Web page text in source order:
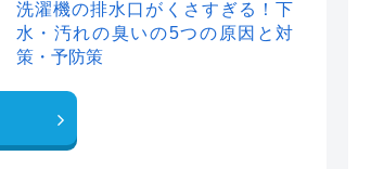
洗濯機の排水口がくさすぎる！下
水・汚れの臭いの5つの原因と対
策・予防策